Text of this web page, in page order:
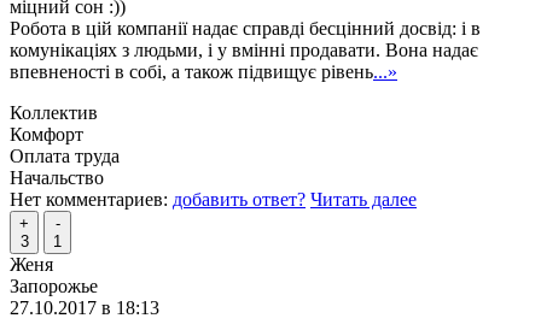
міцний сон :))
Робота в цій компанії надає справді бесцінний досвід: і в
комунікаціях з людьми, і у вмінні продавати. Вона надає
впевненості в собі, а також підвищує рівень...»
Коллектив
Комфорт
Оплата труда
Начальство
Нет комментариев: добавить ответ? Читать далее
+
3
-
1
Женя
Запорожье
27.10.2017 в 18:13